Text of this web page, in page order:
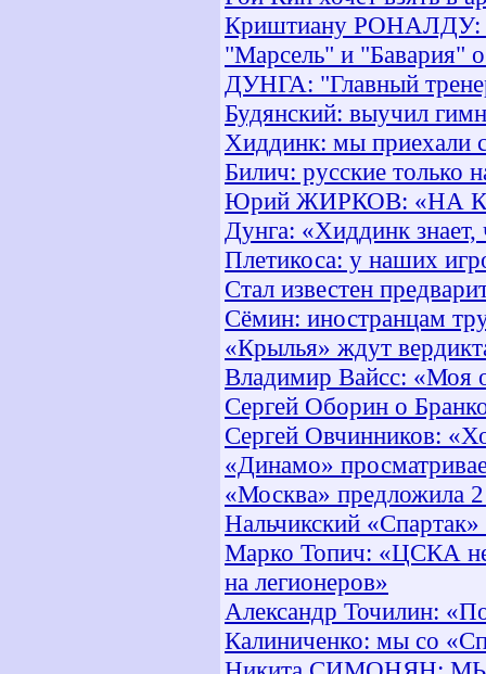
Криштиану РОНАЛДУ:
"Марсель" и "Бавария"
ДУНГА: "Главный
Будянский: выучил
Хиддинк: мы приехали
Билич: русские только
Юрий ЖИРКОВ: «НА
Дунга: «Хиддинк знает,
Плетикоса: у наших
Стал известен
Сёмин: иностранцам
«Крылья» ждут
Владимир Вайсс: «Моя
Сергей Оборин о
Сергей Овчинников:
«Динамо»
«Москва» предложила
Нальчикский
Марко Топич: «ЦСКА
на легионеров»
Александр Точилин:
Калиниченко: мы со